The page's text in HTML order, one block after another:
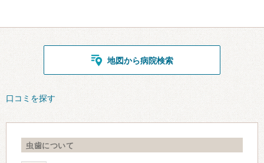
地図から病院検索
口コミを探す
虫歯について